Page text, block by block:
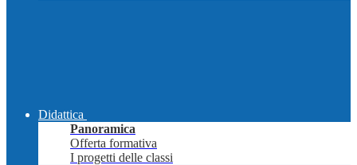
Didattica
Panoramica
Offerta formativa
I progetti delle classi